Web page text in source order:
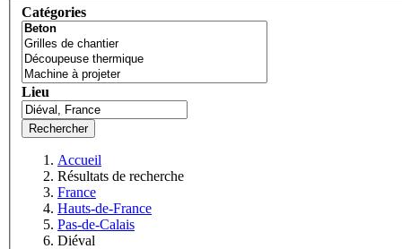
Catégories
Lieu
Rechercher
Accueil
Résultats de recherche
France
Hauts-de-France
Pas-de-Calais
Diéval